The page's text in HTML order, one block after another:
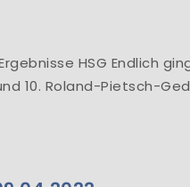
HSG Endlich
10. Roland-Pietsch-